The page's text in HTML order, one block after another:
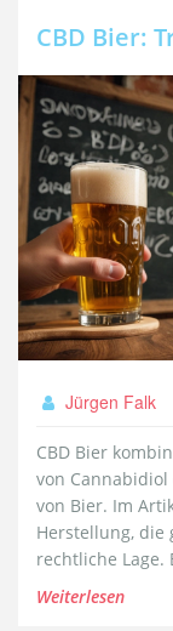
CBD Bier:
Jürgen Falk
CBD Bier
von Cannabidiol
von Bier. Im
Herstellung, die
rechtliche Lage.
revolutionieren
Weiterlesen